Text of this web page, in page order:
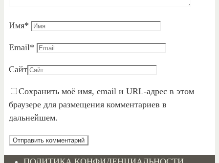
Имя*
Email*
Сайт
Сохранить моё имя, email и URL-адрес в этом
браузере для размещения комментариев в
дальнейшем.